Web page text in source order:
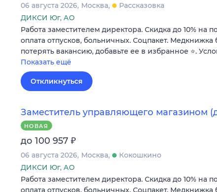
06 августа 2026 Москва
Рассказовка
ДИКСИ Юг, АО
Работа заместителем директора. Скидка до 10% на
оплата отпусков, больничных. Соцпакет. Медкнижка
потерять вакансию, добавьте ее в избранное ⭐.
Показать ещё
Откликнуться
Заместитель управляющего магазином
НОВАЯ
до 100 957 ₽
06 августа 2026 Москва
Кокошкино
ДИКСИ Юг, АО
Работа заместителем директора. Скидка до 10% на
оплата отпусков, больничных. Соцпакет. Медкнижка